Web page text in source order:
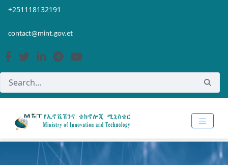
Skip to Main Content
Open Accessibility Menu
+251118132191
contact@mint.gov.et